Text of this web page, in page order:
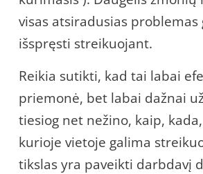
visas atsiradusias problemas
išspręsti streikuojant.
Reikia sutikti, kad tai labai
priemonė, bet labai dažnai
tiesiog net nežino, kaip,
kurioje vietoje galima
tikslas yra paveikti darbdavį